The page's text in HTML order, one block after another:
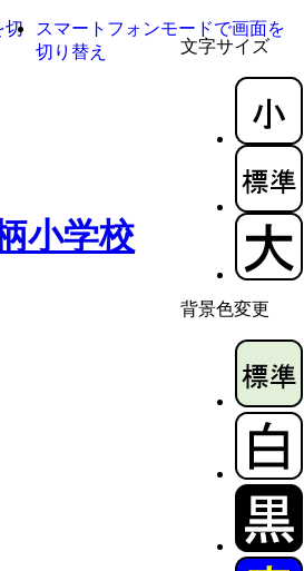
文字サイズ
背景色変更
切
スマートフォンモードで画面を
切り替え
小学校